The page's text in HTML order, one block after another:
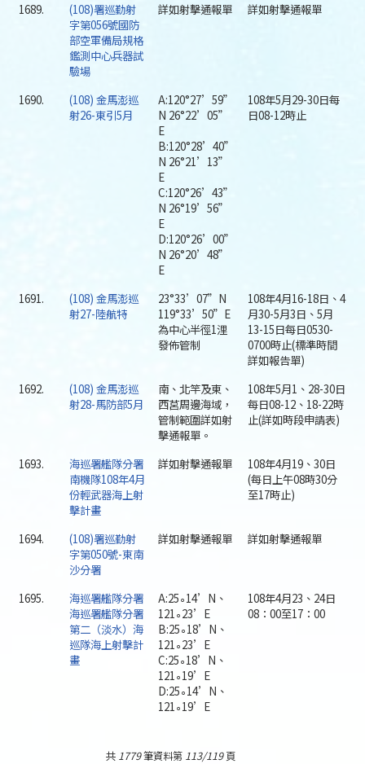
1689.
(108)署巡勤射
字第056號國防
部空軍備局規格
鑑測中心兵器試
驗場
詳如射擊通報單 詳如射擊通報單
1690.
(108) 金馬澎巡
射26-東引5月
A:120°27’59”
N 26°22’05”
E
B:120°28’40”
N 26°21’13”
E
C:120°26’43”
N 26°19’56”
E
D:120°26’00”
N 26°20’48”
E
108年5月29-30日每
日08-12時止
1691.
(108) 金馬澎巡
射27-陸航特
23°33’07”N
119°33’50”E
為中心半徑1浬
發佈管制
108年4月16-18日、4
月30-5月3日、5月
13-15日每日0530-
0700時止(標準時間
詳如報告單)
1692.
(108) 金馬澎巡
射28-馬防部5月
南、北竿及東、
西莒周邊海域，
管制範圍詳如射
擊通報單。
108年5月1、28-30日
每日08-12、18-22時
止(詳如時段申請表)
1693.
海巡署艦隊分署
南機隊108年4月
份輕武器海上射
擊計畫
詳如射擊通報單
108年4月19、30日
(每日上午08時30分
至17時止)
1694.
(108)署巡勤射
字第050號-東南
沙分署
詳如射擊通報單 詳如射擊通報單
1695.
海巡署艦隊分署
海巡署艦隊分署
第二（淡水）海
巡隊海上射擊計
畫
A:25∘14’N、
121∘23’E
B:25∘18’N、
121∘23’E
C:25∘18’N、
121∘19’E
D:25∘14’N、
121∘19’E
108年4月23、24日
08：00至17：00
共 1779筆資料第 113/119頁